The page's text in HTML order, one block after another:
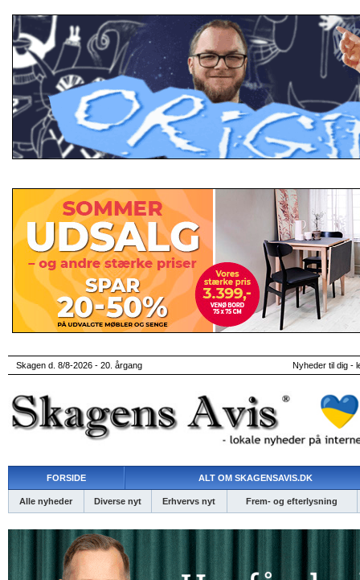
Skagen d. 8/8-2026 - 20. årgang Nyheder til dig -
FORSIDE ALT OM SKAGENSAVIS.DK
Alle nyheder Diverse nyt Erhvervs nyt Frem- og efterlysning